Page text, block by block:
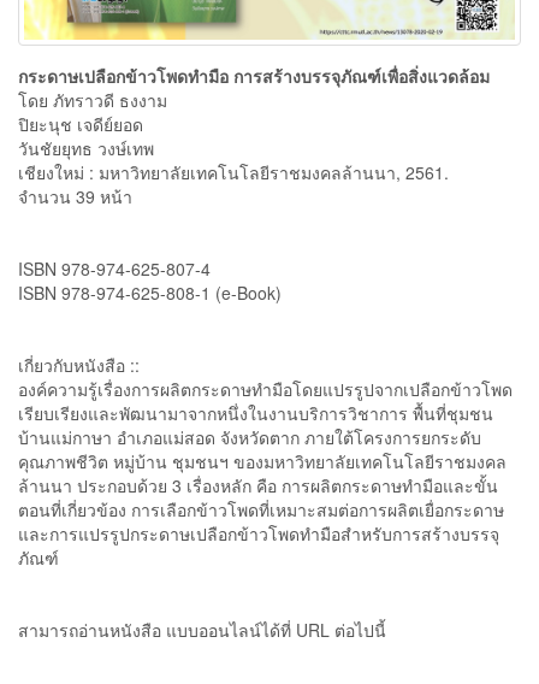
กระดาษเปลือกข้าวโพดทำมือ การสร้างบรรจุภัณฑ์เพื่อสิ่งแวดล้อม
โดย ภัทราวดี ธงงาม
ปิยะนุช เจดีย์ยอด
วันชัยยุทธ วงษ์เทพ
เชียงใหม่ : มหาวิทยาลัยเทคโนโลยีราชมงคลล้านนา, 2561.
จำนวน 39 หน้า
ISBN 978-974-625-807-4
ISBN 978-974-625-808-1 (e-Book)
เกี่ยวกับหนังสือ ::
องค์ความรู้เรื่องการผลิตกระดาษทำมือโดยแปรรูปจากเปลือกข้าวโพด
เรียบเรียงและพัฒนามาจากหนึ่งในงานบริการวิชาการ พื้นที่ชุมชน
บ้านแม่กาษา อำเภอแม่สอด จังหวัดตาก ภายใต้โครงการยกระดับ
คุณภาพชีวิต หมู่บ้าน ชุมชนฯ ของมหาวิทยาลัยเทคโนโลยีราชมงคล
ล้านนา ประกอบด้วย 3 เรื่องหลัก คือ การผลิตกระดาษทำมือและขั้น
ตอนที่เกี่ยวข้อง การเลือกข้าวโพดที่เหมาะสมต่อการผลิตเยื่อกระดาษ
และการแปรรูปกระดาษเปลือกข้าวโพดทำมือสำหรับการสร้างบรรจุ
ภัณฑ์
สามารถอ่านหนังสือ แบบออนไลน์ได้ที่ URL ต่อไปนี้